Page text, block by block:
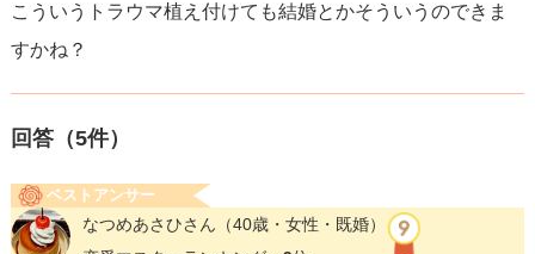
こういうトラウマ植え付けても結婚とかそういうのできま
すかね？
回答（5件）
ベストアンサー
なつめあさひさん （40歳・女性・既婚）